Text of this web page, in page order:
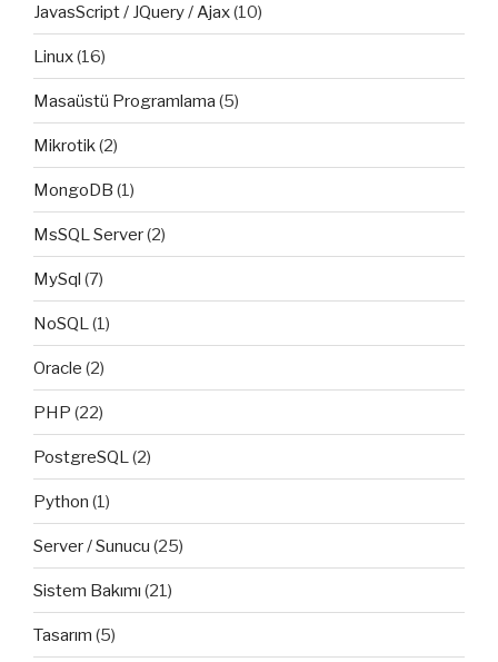
JavasScript / JQuery / Ajax(10)
Linux(16)
Masaüstü Programlama (5)
Mikrotik(2)
MongoDB (1)
MsSQL Server(2)
MySql (7)
NoSQL(1)
Oracle (2)
PHP (22)
PostgreSQL(2)
Python (1)
Server / Sunucu (25)
Sistem Bakımı (21)
Tasarım (5)